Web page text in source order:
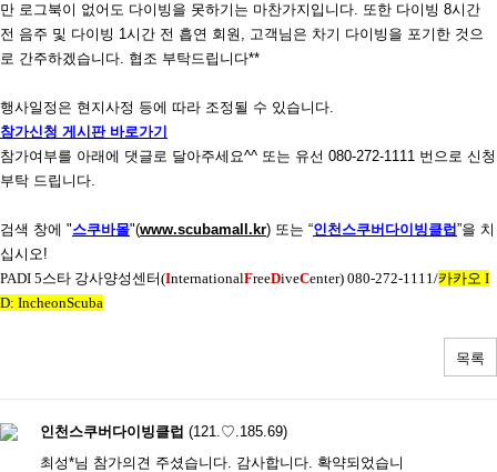
만 로그북이 없어도 다이빙을 못하기는 마찬가지입니다. 또한 다이빙 8시간
전 음주 및 다이빙 1시간 전 흡연 회원 , 고객님은 차기 다이빙을 포기한 것으
로 간주하겠습니다. 협조 부탁드립니다**
행사일정은 현지사정 등에 따라 조정될 수 있습니다.
참가신청 게시판 바로가기
참가여부를 아래에 댓글로 달아주세요^^ 또는 유선 080-272-1111 번으로 신청
부탁 드립니다.
검색 창에 "스쿠바몰"(www.scubamall.kr) 또는 “인천스쿠버다이빙클럽 ”을 치
십시오!
PADI 5스타 강사양성센터(InternationalFreeDiveCenter) 080-272-1111/카카오 I
D: IncheonScuba
목록
인천스쿠버다이빙클럽 (121.♡.185.69)
최성*님 참가의견 주셨습니다. 감사합니다. 확약되었습니